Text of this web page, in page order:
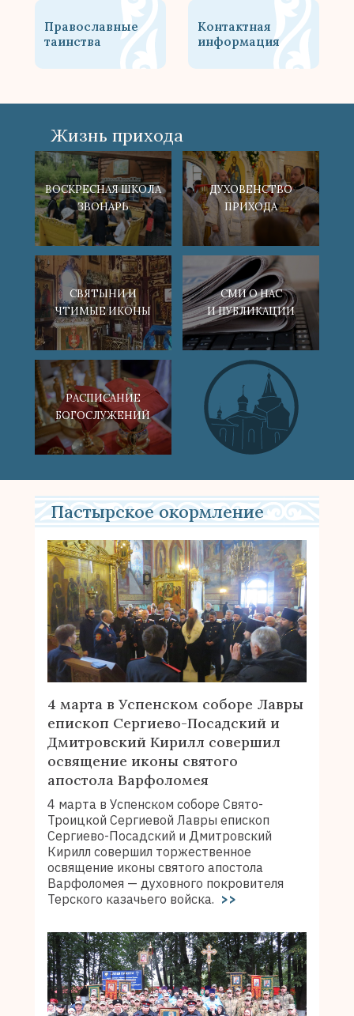
Православные
таинства
Контактная
информация
Жизнь прихода
ВОСКРЕСНАЯ ШКОЛА
ЗВОНАРЬ
ДУХОВЕНСТВО
ПРИХОДА
СВЯТЫНИ И
ЧТИМЫЕ ИКОНЫ
СМИ О НАС
И ПУБЛИКАЦИИ
РАСПИСАНИЕ
БОГОСЛУЖЕНИЙ
Пастырское окормление
4 марта в Успенском соборе Лавры
епископ Сергиево-Посадский и
Дмитровский Кирилл совершил
освящение иконы святого
апостола Варфоломея
4 марта в Успенском соборе Свято-
Троицкой Сергиевой Лавры епископ
Сергиево-Посадский и Дмитровский
Кирилл совершил торжественное
освящение иконы святого апостола
Варфоломея — духовного покровителя
Терского казачьего войска. >>